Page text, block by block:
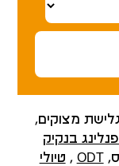
מצוקים,
בנקיק
ODT
, טיולי